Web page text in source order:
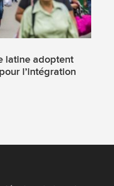
latine adoptent
l’intégration